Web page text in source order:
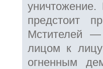
предстоит
Мстителей —
лицом к
огненным